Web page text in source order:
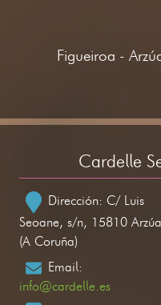
Figueiroa -
Cardelle
Dirección: C/ Luis
Seoane, s/n, 15810 Arzúa
(A Coruña)
Email:
info@cardelle.es